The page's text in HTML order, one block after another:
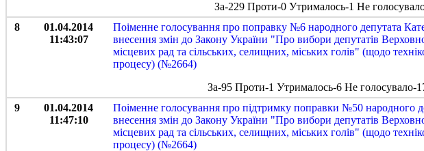
За-229 Проти-0 Утрималось-1 Не
8
01.04.2014
11:43:07
Поіменне голосування про поправку №6 народного депутата
внесення змін до Закону України "Про вибори депутатів
місцевих рад та сільських, селищних, міських голів" (щодо
процесу) (№2664)
За-95 Проти-1 Утрималось-6 Не голосувало-
9
01.04.2014
11:47:10
Поіменне голосування про підтримку поправки №50 народного
внесення змін до Закону України "Про вибори депутатів
місцевих рад та сільських, селищних, міських голів" (щодо
процесу) (№2664)